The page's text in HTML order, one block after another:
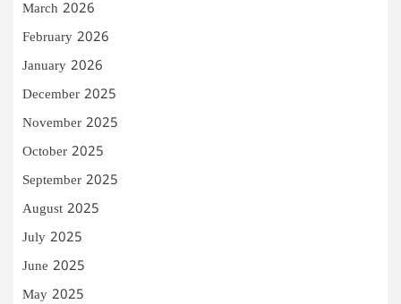
March 2026
February 2026
January 2026
December 2025
November 2025
October 2025
September 2025
August 2025
July 2025
June 2025
May 2025